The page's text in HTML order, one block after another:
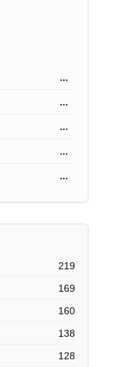
...
...
...
...
...
219
169
160
138
128